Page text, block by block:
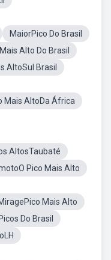
MaiorPico Do Brasil
Alto Do Brasil
AltoSul Brasil
Mais AltoDa África
AltosTaubaté
Pico Mais Alto
Mais Alto
Do Brasil